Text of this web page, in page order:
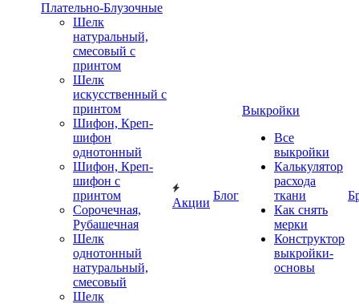
Плательно-Блузочные
Шелк
натуральный,
смесовый с
принтом
Шелк
искусственный с
принтом
Шифон, Креп-
шифон
однотонный
Шифон, Креп-
шифон с
принтом
Сорочечная,
Рубашечная
Шелк
однотонный
натуральный,
смесовый
Шелк
Акции
Блог
Выкройки
Все
выкройки
Калькулятор
расхода
ткани
Как снять
мерки
Конструктор
выкройки-
основы